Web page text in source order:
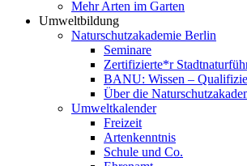
Mehr Arten im Garten
Umweltbildung
Naturschutzakademie Berlin
Seminare
Zertifizierte*r
BANU: Wissen –
Über die
Umweltkalender
Freizeit
Artenkenntnis
Schule und Co.